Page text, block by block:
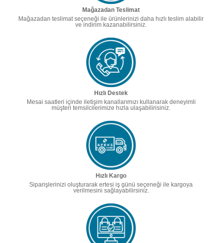
Mağazadan Teslimat
Mağazadan teslimat seçeneği ile ürünlerinizi daha hızlı teslim alabilir
ve indirim kazanabilirsiniz.
Hızlı Destek
Mesai saatleri içinde iletişim kanallarımızı kullanarak deneyimli
müşteri temsilcilerimize hızla ulaşabilirisiniz.
Hızlı Kargo
Siparişlerinizi oluşturarak ertesi iş günü seçeneği ile kargoya
verilmesini sağlayabilirsiniz.